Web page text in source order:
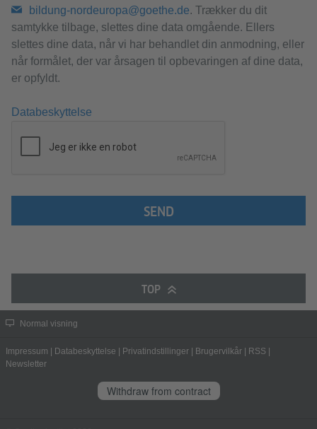
bildung-nordeuropa@goethe.de. Trækker du dit
samtykke tilbage, slettes dine data omgående. Ellers
slettes dine data, når vi har behandlet din anmodning, eller
når formålet, der var årsagen til opbevaringen af dine data,
er opfyldt.
Databeskyttelse
SEND
TOP
Normal visning
Impressum | Databeskyttelse | Privatindstillinger | Brugervilkår | RSS |
Newsletter
Withdraw from contract